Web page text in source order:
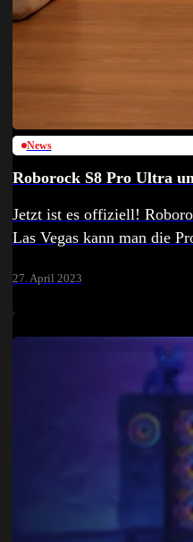
News
Roborock S8 Pro Ultra
Jetzt ist es offiziell!
Las Vegas kann man die
27. April 2023